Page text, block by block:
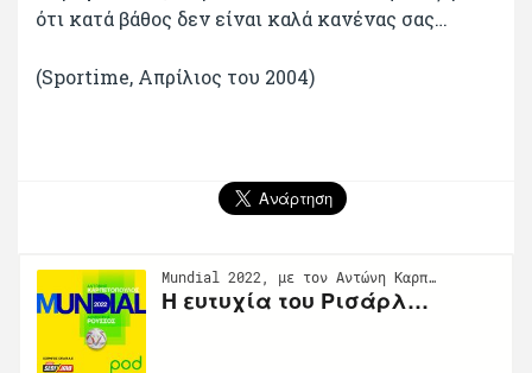
ότι κατά βάθος δεν είναι καλά κανένας σας…
(Sportime, Απρίλιος του 2004)